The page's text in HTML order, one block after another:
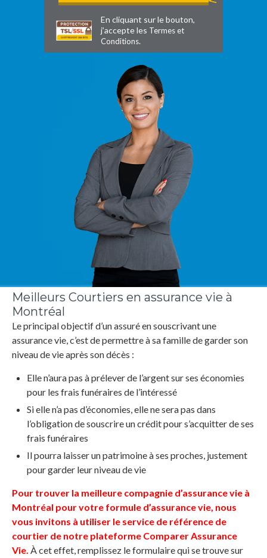
En cliquant sur le bouton,
j’accepte les Termes et
Conditions.
Meilleurs Courtiers en assurance vie à
Montréal
Le principal objectif d’un assuré en souscrivant une
assurance vie, c’est de permettre à sa famille de garder son
niveau de vie après son décès :
Elle n’aura pas à prélever de l’argent sur ses économies
pour les frais funéraires de l’intéressé
Si elle n’a pas d’économies, elle ne sera pas dans
l’obligation de souscrire un crédit pour s’acquitter de ses
frais funéraires
Il pourra laisser un patrimoine à ses proches, justement
pour garder leur niveau de vie
Pour trouver la meilleure compagnie d’assurance vie à
Montréal pour votre formule d’assurance vie, nous
vous invitons à utiliser le service de référence de
courtier de notre plateforme Comparer Assurance
Vie. À cet effet, remplissez le formulaire qui se trouve sur